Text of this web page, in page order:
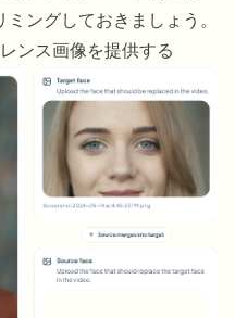
ングしておきましょう。
ンス画像を提供する